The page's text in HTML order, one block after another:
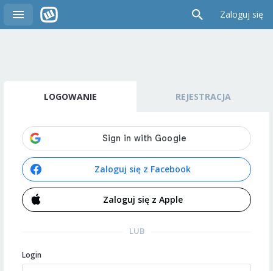
Zaloguj się
LOGOWANIE REJESTRACJA
Zaloguj się z Facebook
Zaloguj się z Apple
LUB
Login